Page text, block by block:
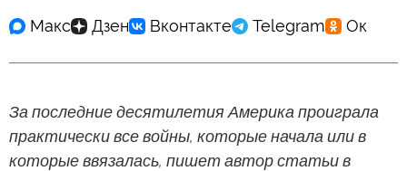
За последние десятилетия Америка проиграла
практически все войны, которые начала или в
которые ввязалась, пишет автор статьи в